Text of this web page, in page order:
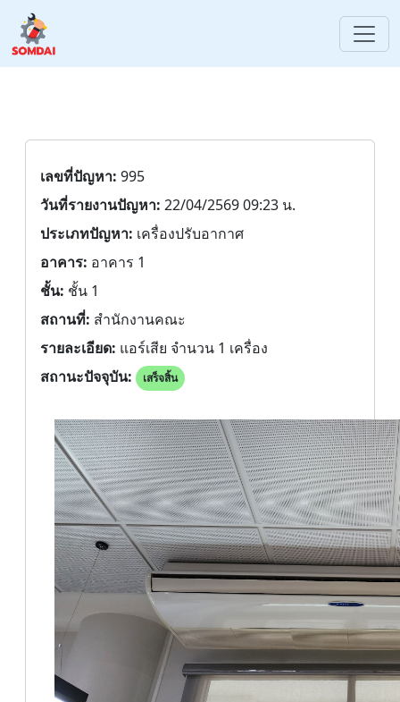
เลขที่ปัญหา: 995
วันที่รายงานปัญหา: 22/04/2569 09:23 น.
ประเภทปัญหา: เครื่องปรับอากาศ
อาคาร: อาคาร 1
ชั้น: ชั้น 1
สถานที่: สำนักงานคณะ
รายละเอียด: แอร์เสีย จำนวน 1 เครื่อง
สถานะปัจจุบัน:
เสร็จสิ้น